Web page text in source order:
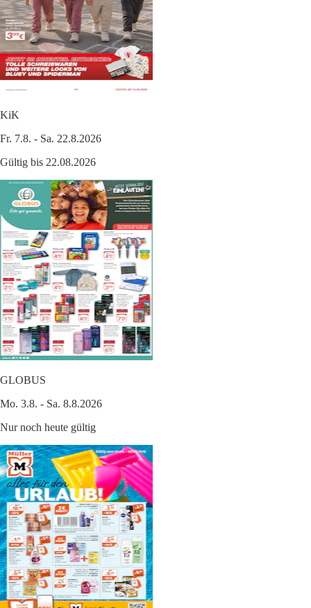
KiK
Fr. 7.8. - Sa. 22.8.2026
Gültig bis 22.08.2026
GLOBUS
Mo. 3.8. - Sa. 8.8.2026
Nur noch heute gültig